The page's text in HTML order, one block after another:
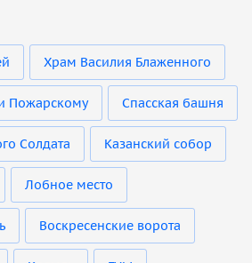
Храм Василия Блаженного
Пожарскому Спасская башня
Солдата Казанский собор
Лобное место
Воскресенские ворота